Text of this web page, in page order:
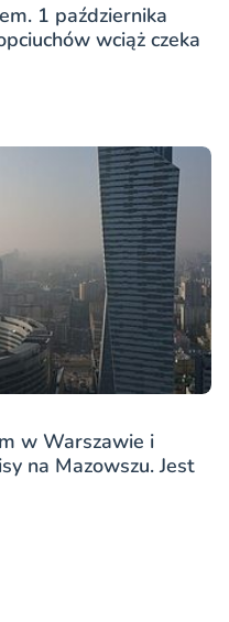
1 października
wciąż czeka
w Warszawie i
na Mazowszu. Jest